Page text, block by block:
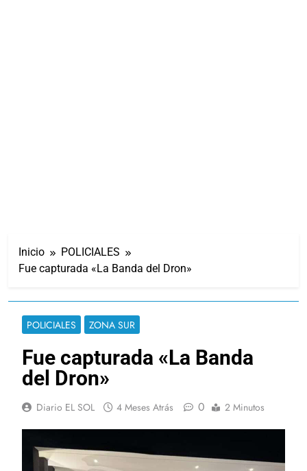
Inicio
POLICIALES
Fue capturada «La Banda del Dron»
POLICIALES ZONA SUR
Fue capturada «La Banda
del Dron»
Diario EL SOL 4 Meses Atrás 0 2 Minutos